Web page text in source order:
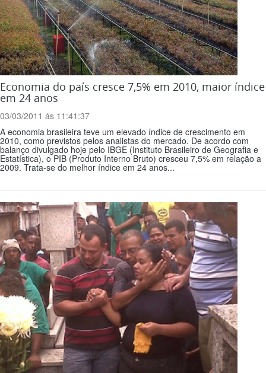
Economia do país cresce 7,5% em 2010, maior índice
em 24 anos
03/03/2011 ás 11:41:37
A economia brasileira teve um elevado índice de crescimento em
2010, como previstos pelos analistas do mercado. De acordo com
balanço divulgado hoje pelo IBGE (Instituto Brasileiro de Geografia e
Estatística), o PIB (Produto Interno Bruto) cresceu 7,5% em relação a
2009. Trata-se do melhor índice em 24 anos...